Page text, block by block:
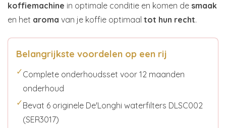
koffiemachine in optimale conditie en komen de smaak
en het aroma van je koffie optimaal tot hun recht.
Belangrijkste voordelen op een rij
✓Complete onderhoudsset voor 12 maanden
onderhoud
✓Bevat 6 originele De'Longhi waterfilters DLSC002
(SER3017)